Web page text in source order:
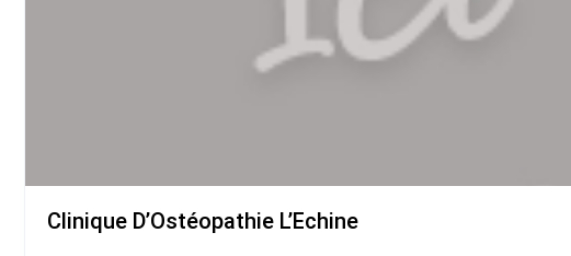
Clinique D’Ostéopathie L’Echine